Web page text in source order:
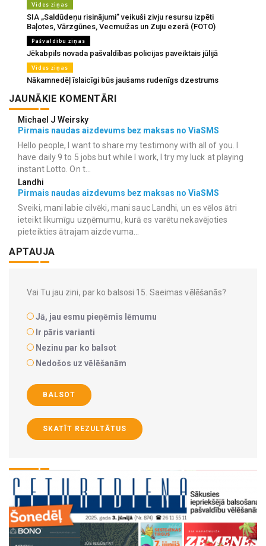
Vides ziņas
SIA „Saldūdeņu risinājumi” veikuši zivju resursu izpēti
Baļotes, Vārzgūnes, Vecmuižas un Zuju ezerā (FOTO)
Pašvaldību ziņas
Jēkabpils novada pašvaldības policijas paveiktais jūlijā
Vides ziņas
Nākamnedēļ īslaicīgi būs jaušams rudenīgs dzestrums
JAUNĀKIE KOMENTĀRI
Michael J Weirsky
Pirmais naudas aizdevums bez maksas no ViaSMS
Hello people, I want to share my testimony with all of you. I
have daily 9 to 5 jobs but while I work, I try my luck at playing
instant Lotto. On t...
Landhi
Pirmais naudas aizdevums bez maksas no ViaSMS
Sveiki, mani labie cilvēki, mani sauc Landhi, un es vēlos ātri
ieteikt likumīgu uzņēmumu, kurā es varētu nekavējoties
pieteikties ātrajam aizdevuma...
APTAUJA
Vai Tu jau zini, par ko balsosi 15. Saeimas vēlēšanās?
Jā, jau esmu pieņēmis lēmumu
Ir pāris varianti
Nezinu par ko balsot
Nedošos uz vēlēšanām
BALSOT
SKATĪT REZULTĀTUS